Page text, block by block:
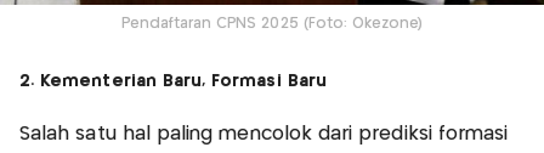
Pendaftaran CPNS 2025 (Foto: Okezone)
2. Kementerian Baru, Formasi Baru
Salah satu hal paling mencolok dari prediksi formasi